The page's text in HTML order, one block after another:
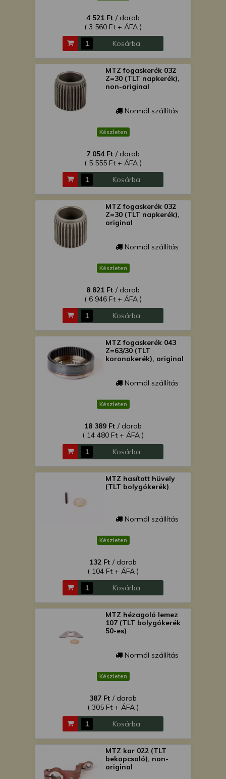
4 521 Ft / darab
( 3 560 Ft + ÁFA )
Kosárba
MTZ fogaskerék 032
Z=30 (TLT napkerék),
non-original
Normál szállítás
Készleten
7 054 Ft / darab
( 5 555 Ft + ÁFA )
Kosárba
MTZ fogaskerék 032
Z=30 (TLT napkerék),
original
Normál szállítás
Készleten
8 821 Ft / darab
( 6 946 Ft + ÁFA )
Kosárba
MTZ fogaskerék 043
Z=63/30 (TLT
koronakerék), original
Normál szállítás
Készleten
18 389 Ft / darab
( 14 480 Ft + ÁFA )
Kosárba
MTZ hasított hüvely
(TLT bolygókerék)
Normál szállítás
Készleten
132 Ft / darab
( 104 Ft + ÁFA )
Kosárba
MTZ hézagoló lemez
107 (TLT bolygókerék
50-es)
Normál szállítás
Készleten
387 Ft / darab
( 305 Ft + ÁFA )
Kosárba
MTZ kar 022 (TLT
bekapcsoló), non-
original